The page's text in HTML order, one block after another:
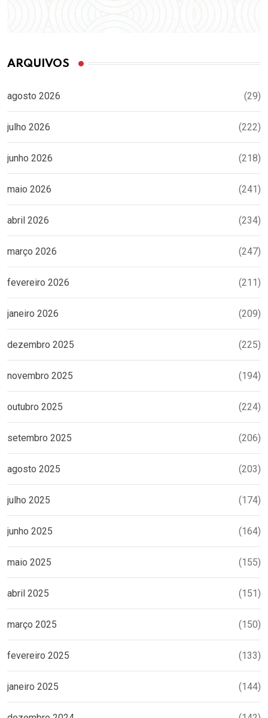
ARQUIVOS
agosto 2026 (29)
julho 2026 (222)
junho 2026 (218)
maio 2026 (241)
abril 2026 (234)
março 2026 (247)
fevereiro 2026 (211)
janeiro 2026 (209)
dezembro 2025 (225)
novembro 2025 (194)
outubro 2025 (224)
setembro 2025 (206)
agosto 2025 (203)
julho 2025 (174)
junho 2025 (164)
maio 2025 (155)
abril 2025 (151)
março 2025 (150)
fevereiro 2025 (133)
janeiro 2025 (144)